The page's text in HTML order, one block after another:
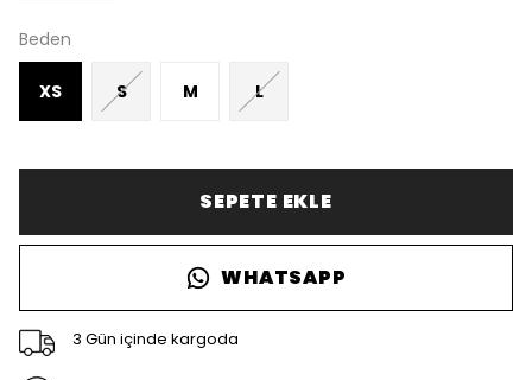
Beden
XS S M L
SEPETE EKLE
WHATSAPP
3 Gün içinde kargoda